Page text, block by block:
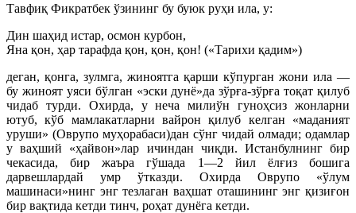
Тавфиқ Фикратбек ўзининг бу буюк руҳи ила, у:
Дин шаҳид истар, осмон курбон,
Яна қон, ҳар тарафда қон, қон, қон! («Тарихи қадим»)
деган, қонга, зулмга, жиноятга қарши кўпурган жони ила —
бу жиноят уяси бўлган «эски дунё»да зўрға-зўрға тоқат қилуб
чидаб турди. Охирда, у неча милиўн гуноҳсиз жонларни
ютуб, кўб мамлакатларни вайрон қилуб келган «маданият
уруши» (Оврупо муҳорабаси)дан сўнг чидай олмади; одамлар
у ваҳший «ҳайвон»лар ичиндан чиқди. Истанбулнинг бир
чекасида, бир жаъра гўшада 1—2 йил ёлғиз бошига
дарвешлардай умр ўтказди. Охирда Оврупо «ўлум
машинаси»нинг энг тезлаган ваҳшат оташининг энг қизиғон
бир вақтида кетди тинч, роҳат дунёга кетди.